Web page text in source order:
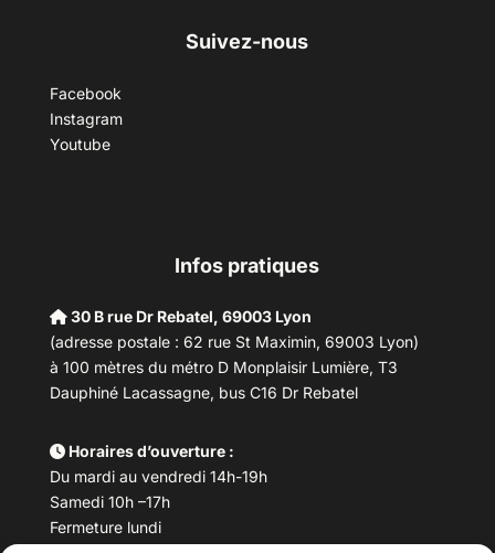
Suivez-nous
Facebook
Instagram
Youtube
Infos pratiques
30 B rue Dr Rebatel, 69003 Lyon
(adresse postale : 62 rue St Maximin, 69003 Lyon)
à 100 mètres du métro D Monplaisir Lumière, T3
Dauphiné Lacassagne, bus C16 Dr Rebatel
Horaires d’ouverture :
Du mardi au vendredi 14h-19h
Samedi 10h –17h
Fermeture lundi